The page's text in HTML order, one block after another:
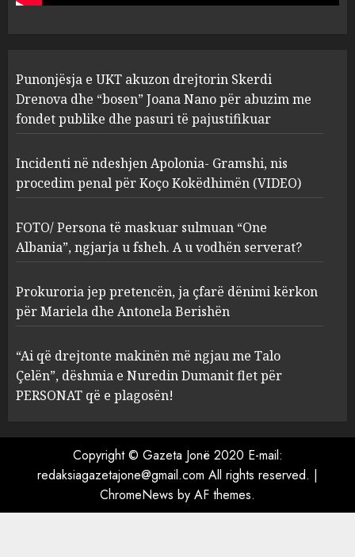
2 MARCH 27, 2025
3
sulmuan “One Albania”,
ngjarja u fsheh. A u vodhën
serverat?
MARCH 25, 2025
4
Prokuroria jep pretencën, ja
çfarë dënimi kërkon për
Mariela dhe Antonela
Berishën
MARCH 25, 2025
5
“Ai që drejtonte makinën më
ngjau me Talo Çelën”,
flet për PERSONAT që e
plagosën!
MARCH 25, 2025
Punonjësja e UKT akuzon drejtorin Skerdi
Drenova dhe “bosen” Joana Nano për abuzim me
fondet publike dhe pasuri të pajustifikuar
Incidenti në ndeshjen Apolonia- Gramshi, nis
procedim penal për Koço Kokëdhimën (VIDEO)
FOTO/ Persona të maskuar sulmuan “One
Albania”, ngjarja u fsheh. A u vodhën serverat?
Prokuroria jep pretencën, ja çfarë dënimi kërkon
për Mariela dhe Antonela Berishën
“Ai që drejtonte makinën më ngjau me Talo
Çelën”, dëshmia e Nuredin Dumanit flet për
PERSONAT që e plagosën!
Copyright © Gazeta Jonë 2020 E-mail:
redaksiagazetajone@gmail.com All rights reserved. |
ChromeNews by AF themes.